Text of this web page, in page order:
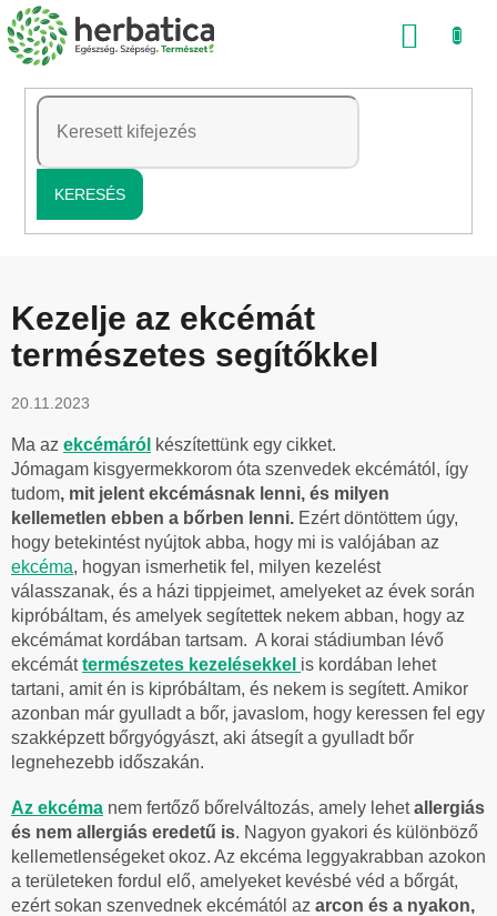
Ugrás
a
tartalomhoz
KERESÉS
Kezelje az ekcémát
természetes segítőkkel
20.11.2023
Ma az ekcémáról készítettünk egy cikket.
Jómagam kisgyermekkorom óta szenvedek ekcémától, így
tudom, mit jelent ekcémásnak lenni, és milyen
kellemetlen ebben a bőrben lenni. Ezért döntöttem úgy,
hogy betekintést nyújtok abba, hogy mi is valójában az
ekcéma, hogyan ismerhetik fel, milyen kezelést
válasszanak, és a házi tippjeimet, amelyeket az évek során
kipróbáltam, és amelyek segítettek nekem abban, hogy az
ekcémámat kordában tartsam. A korai stádiumban lévő
ekcémáttermészetes kezelésekkel is kordában lehet
tartani, amit én is kipróbáltam, és nekem is segített. Amikor
azonban már gyulladt a bőr, javaslom, hogy keressen fel egy
szakképzett bőrgyógyászt, aki átsegít a gyulladt bőr
legnehezebb időszakán.
Az ekcéma nem fertőző bőrelváltozás, amely lehetallergiás
és nem allergiás eredetű is. Nagyon gyakori és különböző
kellemetlenségeket okoz. Az ekcéma leggyakrabban azokon
a területeken fordul elő, amelyeket kevésbé véd a bőrgát,
ezért sokan szenvednek ekcémától az arcon és a nyakon,